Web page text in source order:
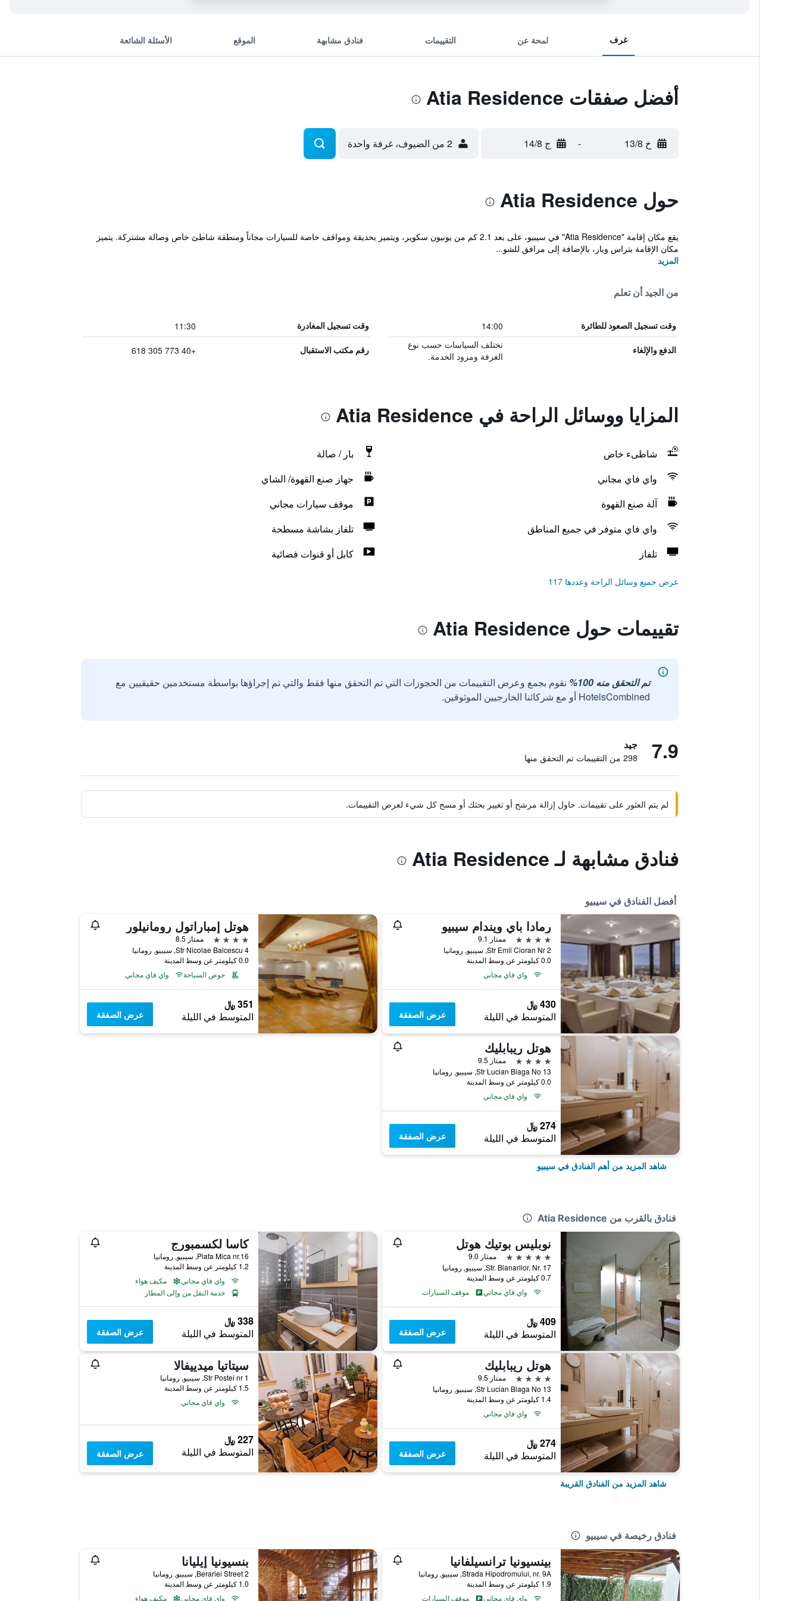
غرف لمحة عن التقييمات فنادق مشابهة الموقع الأسئلة الشائعة
أفضل صفقات Atia Residence
خ 13/8 - ج 14/8 2 من الضيوف، غرفة واحدة
حول Atia Residence
يقع مكان إقامة "Atia Residence" في سيبيو، على بعد 2.1 كم من يونيون سكوير، ويتميز بحديقة ومواقف خاصة للسيارات مجاناً ومنطقة شاطئ خاص وصالة مشتركة. يتميز
مكان الإقامة بتراس وبار، بالإضافة إلى مرافق للشو...
المزيد
من الجيد أن تعلم
وقت تسجيل الصعود للطائرة 14:00 وقت تسجيل المغادرة 11:30
الدفع والإلغاء
تختلف السياسات حسب نوع
الغرفة ومزود الخدمة.
رقم مكتب الاستقبال +40 773 305 618
المزايا ووسائل الراحة في Atia Residence
شاطىء خاص
بار / صالة
واي فاي مجاني
جهاز صنع القهوة/ الشاي
آلة صنع القهوة
موقف سيارات مجاني
واي فاي متوفر في جميع المناطق
تلفاز بشاشة مسطحة
تلفاز
كابل أو قنوات فضائية
عرض جميع وسائل الراحة وعددها 117
تقييمات حول Atia Residence
تم التحقق منه 100%
نقوم بجمع وعرض التقييمات من الحجوزات التي تم التحقق منها فقط والتي تم إجراؤها بواسطة مستخدمين حقيقيين مع
HotelsCombined أو مع شركائنا الخارجيين الموثوقين.
7.9 جيد
298 من التقييمات تم التحقق منها
لم يتم العثور على تقييمات. حاول إزالة مرشح أو تغيير بحثك أو مسح كل شيء لعرض التقييمات.
فنادق مشابهة لـ Atia Residence
أفضل الفنادق في سيبيو
رمادا باي ويندام سيبيو
4 نجوم
ممتاز 9.1
Str Emil Cioran Nr 2, سيبيو, رومانيا
0.0 كيلومتر عن وسط المدينة
واي فاي مجاني
430 ﷼
المتوسط في الليلة عرض الصفقة
هوتل إمباراتول رومانيلور
4 نجوم
ممتاز 8.5
Str Nicolae Balcescu 4, سيبيو, رومانيا
0.0 كيلومتر عن وسط المدينة
حوض السباحة
واي فاي مجاني
351 ﷼
المتوسط في الليلة عرض الصفقة
هوتل ريبابليك
4 نجوم
ممتاز 9.5
Str Lucian Blaga No 13, سيبيو, رومانيا
0.0 كيلومتر عن وسط المدينة
واي فاي مجاني
274 ﷼
المتوسط في الليلة عرض الصفقة
شاهد المزيد من أهم الفنادق في سيبيو
فنادق بالقرب من Atia Residence
نوبليس بوتيك هوتل
5 نجوم
ممتاز 9.0
Str. Blanarilor, Nr. 17, سيبيو, رومانيا
0.7 كيلومتر عن وسط المدينة
واي فاي مجاني
موقف السيارات
409 ﷼
المتوسط في الليلة عرض الصفقة
كاسا لكسمبورج
Piata Mica nr.16, سيبيو, رومانيا
1.2 كيلومتر عن وسط المدينة
واي فاي مجاني
مكيف هواء
خدمة النقل من وإلى المطار
338 ﷼
المتوسط في الليلة عرض الصفقة
هوتل ريبابليك
4 نجوم
ممتاز 9.5
Str Lucian Blaga No 13, سيبيو, رومانيا
1.4 كيلومتر عن وسط المدينة
واي فاي مجاني
274 ﷼
المتوسط في الليلة عرض الصفقة
سيتاتيا ميدييفالا
Str Postei nr 1, سيبيو, رومانيا
1.5 كيلومتر عن وسط المدينة
واي فاي مجاني
227 ﷼
المتوسط في الليلة عرض الصفقة
شاهد المزيد من الفنادق القريبة
فنادق رخيصة في سيبيو
بينسيونيا ترانسيلفانيا
Strada Hipodromului, nr. 9A, سيبيو, رومانيا
1.9 كيلومتر عن وسط المدينة
واي فاي مجاني
موقف السيارات
بنسيونيا إيليانا
Berariei Street 2, سيبيو, رومانيا
1.0 كيلومتر عن وسط المدينة
واي فاي مجاني
مكيف هواء